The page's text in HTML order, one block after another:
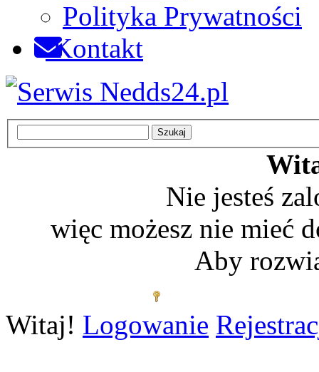
Polityka Prywatności
Kontakt
Nie jesteś
więc możesz nie mieć
Aby
Witaj! Logowanie